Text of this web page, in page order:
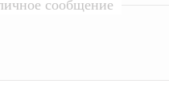
сообщение